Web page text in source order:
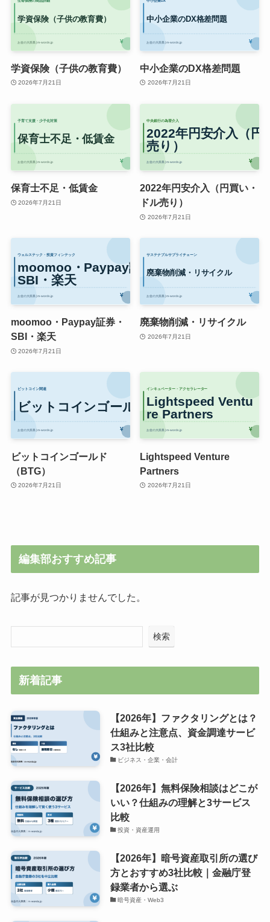
学資保険（子供の教育費）
2026年7月21日
中小企業のDX格差問題
2026年7月21日
保育士不足・低賃金
2026年7月21日
2022年円安介入（円買い・
ドル売り）
2026年7月21日
moomoo・Paypay証券・
SBI・楽天
2026年7月21日
廃棄物削減・リサイクル
2026年7月21日
ビットコインゴールド
（BTG）
2026年7月21日
Lightspeed Venture
Partners
2026年7月21日
編集部おすすめ記事
記事が見つかりませんでした。
検索
新着記事
【2026年】ファクタリングとは？
仕組みと注意点、資金調達サービ
ス3社比較
ビジネス・企業・会計
【2026年】無料保険相談はどこが
いい？仕組みの理解と3サービス
比較
投資・資産運用
【2026年】暗号資産取引所の選び
方とおすすめ3社比較｜金融庁登
録業者から選ぶ
暗号資産・Web3